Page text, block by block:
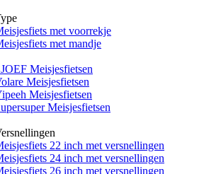
met voorrekje
met mandje
Meisjesfietsen
Meisjesfietsen
Meisjesfietsen
Meisjesfietsen
22 inch met versnellingen
24 inch met versnellingen
26 inch met versnellingen